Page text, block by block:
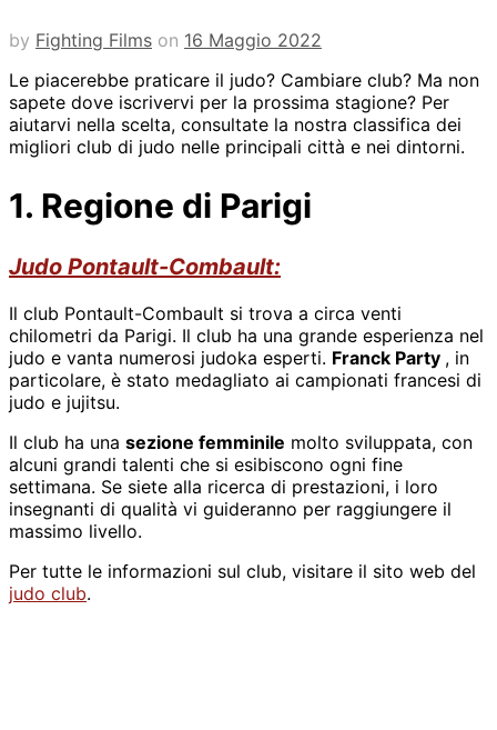
by Fighting Films on 16 Maggio 2022
Le piacerebbe praticare il judo? Cambiare club? Ma non
sapete dove iscrivervi per la prossima stagione? Per
aiutarvi nella scelta, consultate la nostra classifica dei
migliori club di judo nelle principali città e nei dintorni.
1. Regione di Parigi
Judo Pontault-Combault:
Il club Pontault-Combault si trova a circa venti
chilometri da Parigi. Il club ha una grande esperienza nel
judo e vanta numerosi judoka esperti. Franck Party , in
particolare, è stato medagliato ai campionati francesi di
judo e jujitsu.
Il club ha una sezione femminile molto sviluppata, con
alcuni grandi talenti che si esibiscono ogni fine
settimana. Se siete alla ricerca di prestazioni, i loro
insegnanti di qualità vi guideranno per raggiungere il
massimo livello.
Per tutte le informazioni sul club, visitare il sito web del
judo club.